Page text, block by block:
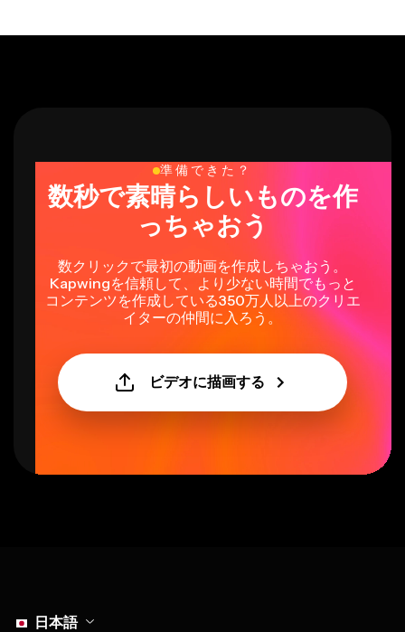
準備できた？
数秒で素晴らしいものを作
っちゃおう
数クリックで最初の動画を作成しちゃおう。
Kapwingを信頼して、より少ない時間でもっと
コンテンツを作成している350万人以上のクリエ
イターの仲間に入ろう。
ビデオに描画する
日本語